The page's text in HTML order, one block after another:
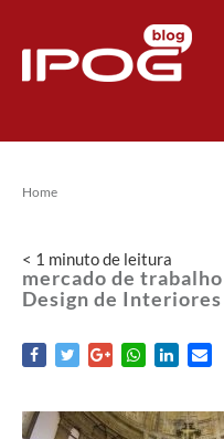
Home
< 1 minutode leitura
mercado de
Design de Interiores